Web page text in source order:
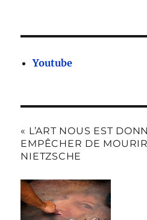
Youtube
« L’ART NOUS EST
EMPÊCHER DE
NIETZSCHE